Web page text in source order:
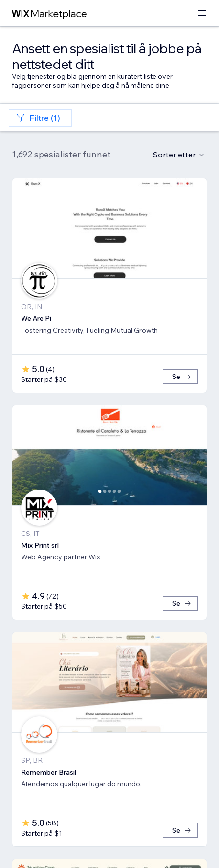
Ansett en spesialist til å jobbe på
nettstedet ditt
Velg tjenester og bla gjennom en kuratert liste over
fagpersoner som kan hjelpe deg å nå målene dine
Filtre (1)
1,692 spesialister funnet Sorter etter
OR, IN
We Are Pi
Fostering Creativity, Fueling Mutual Growth
5.0 (4)
Starter på $30
Se
CS, IT
Mix Print srl
Web Agency partner Wix
4.9 (72)
Starter på $50
Se
SP, BR
Remember Brasil
Atendemos qualquer lugar do mundo.
5.0 (58)
Starter på $1
Se